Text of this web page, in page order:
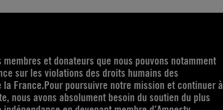
membres et donateurs que nous pouvons notamment
sur les violations des droits humains des
France.Pour poursuivre notre mission et continuer à
nous avons absolument besoin du soutien du plus